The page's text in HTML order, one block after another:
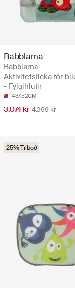
Babblarna
Babblarna-
Aktivitetsficka för
- Fylgihlutir
43X52CM
3.074 kr 4.099 kr
25% Tilboð